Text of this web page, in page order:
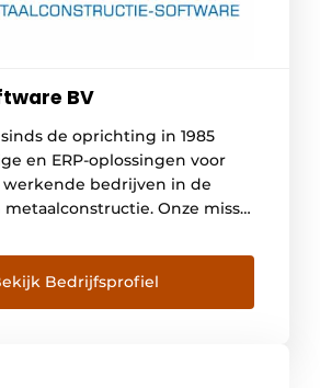
BV
de oprichting in 1985
en ERP-oplossingen voor
bedrijven in de
Onze missie
en samen meer inzicht te
tot meer rust en
bij de ondernemer als bij
het ‘Nieuwe Rendement
Bedrijfsprofiel